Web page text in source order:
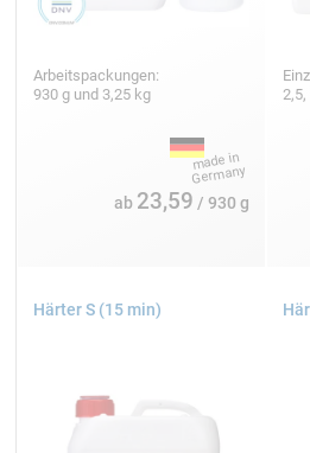
Arbeitspackungen:
930 g und 3,25 kg
ab 23,59 / 930 g
Härter S (15 min)